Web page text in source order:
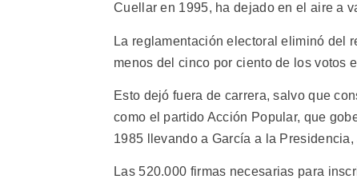
Cuellar en 1995, ha dejado en el aire a
La reglamentación electoral eliminó del
menos del cinco por ciento de los votos
Esto dejó fuera de carrera, salvo que
como el partido Acción Popular, que
1985 llevando a García a la
Las 520.000 firmas necesarias para